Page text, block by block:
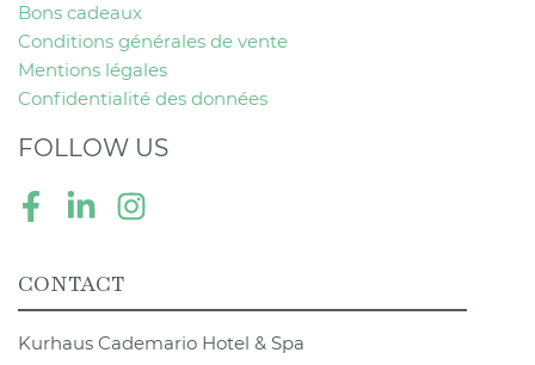
Bons cadeaux
Conditions générales de vente
Mentions légales
Confidentialité des données
FOLLOW US
FacebookLinkedInInstagram
CONTACT
Kurhaus Cademario Hotel & Spa